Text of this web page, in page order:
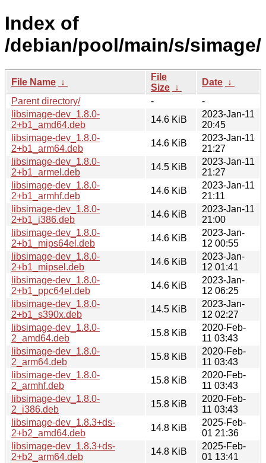
Index of
/debian/pool/main/s/simage/
File Name ↓
File
Size ↓
Date ↓
Parent directory/
-
-
libsimage-dev_1.8.0-
2+b1_amd64.deb
14.6 KiB
2023-Jan-11
20:45
libsimage-dev_1.8.0-
2+b1_arm64.deb
14.6 KiB
2023-Jan-11
21:27
libsimage-dev_1.8.0-
2+b1_armel.deb
14.5 KiB
2023-Jan-11
21:27
libsimage-dev_1.8.0-
2+b1_armhf.deb
14.6 KiB
2023-Jan-11
21:11
libsimage-dev_1.8.0-
2+b1_i386.deb
14.6 KiB
2023-Jan-11
21:00
libsimage-dev_1.8.0-
2+b1_mips64el.deb
14.6 KiB
2023-Jan-
12 00:55
libsimage-dev_1.8.0-
2+b1_mipsel.deb
14.6 KiB
2023-Jan-
12 01:41
libsimage-dev_1.8.0-
2+b1_ppc64el.deb
14.6 KiB
2023-Jan-
12 06:25
libsimage-dev_1.8.0-
2+b1_s390x.deb
14.5 KiB
2023-Jan-
12 02:27
libsimage-dev_1.8.0-
2_amd64.deb
15.8 KiB
2020-Feb-
11 03:43
libsimage-dev_1.8.0-
2_arm64.deb
15.8 KiB
2020-Feb-
11 03:43
libsimage-dev_1.8.0-
2_armhf.deb
15.8 KiB
2020-Feb-
11 03:43
libsimage-dev_1.8.0-
2_i386.deb
15.8 KiB
2020-Feb-
11 03:43
libsimage-dev_1.8.3+ds-
2+b2_amd64.deb
14.8 KiB
2025-Feb-
01 21:36
libsimage-dev_1.8.3+ds-
2+b2_arm64.deb
14.8 KiB
2025-Feb-
01 13:41